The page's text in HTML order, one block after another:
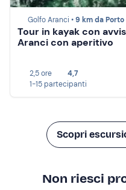
Golfo Aranci •9 km da
Tour in kayak con
Aranci con aperitivo
2,5 ore
4,7
1-15 partecipanti
Scopri
Non riesci